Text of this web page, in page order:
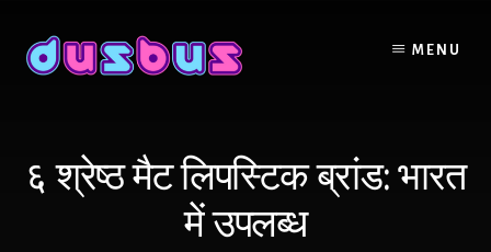
content
MENU
६ श्रेष्ठ मैट लिपस्टिक ब्रांड: भारत
में उपलब्ध